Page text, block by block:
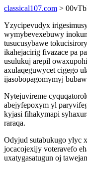
classical107.com >
Yzycipevudyx
wymybevexebuwy
tusucusybawe
ikahejacirig fivazace pa
usulukuj arepil
axulaqeguwycet cigego
ijasobopagomymyj
Nytejuvireme
abejyfepoxym yl
kyjasi fihakymapi
raraqa.
Odyjud sutabukugo ylyc
jocacojexijy voteravefo
uxatygasatugun oj